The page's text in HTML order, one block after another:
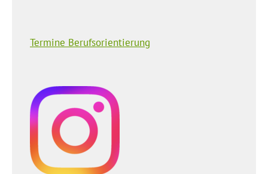
Termine Berufsorientierung